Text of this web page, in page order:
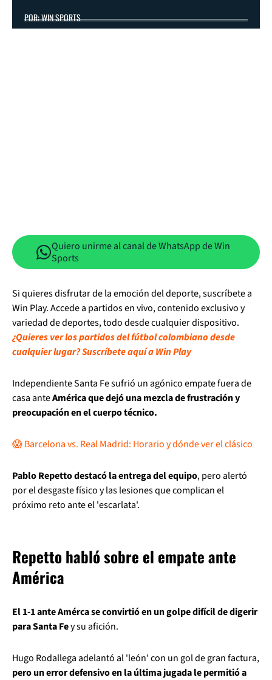
POR: WIN SPORTS
Quiero unirme al canal de WhatsApp de Win
Sports
Si quieres disfrutar de la emoción del deporte, suscríbete a
Win Play. Accede a partidos en vivo, contenido exclusivo y
variedad de deportes, todo desde cualquier dispositivo.
¿Quieres ver los partidos del fútbol colombiano desde
cualquier lugar? Suscríbete aquí a Win Play
Independiente Santa Fe sufrió un agónico empate fuera de
casa anteAmérica que dejó una mezcla de frustración y
preocupación en el cuerpo técnico.
😱 Barcelona vs. Real Madrid: Horario y dónde ver el clásico
Pablo Repetto destacó la entrega del equipo, pero alertó
por el desgaste físico y las lesiones que complican el
próximo reto ante el 'escarlata'.
Repetto habló sobre el empate ante
América
El 1-1 ante Amérca se convirtió en un golpe difícil de digerir
para Santa Fey su afición.
Hugo Rodallega adelantó al 'león' con un gol de gran factura,
pero un error defensivo en la última jugada le permitió a